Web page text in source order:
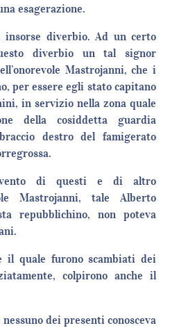
esagerazione.
diverbio. Ad un certo
diverbio un tal signor
Mastrojanni, che i
per essere egli stato capitano
in servizio nella zona quale
della cosiddetta guardia
destro del famigerato
di questi e di altro
Mastrojanni, tale Alberto
repubblichino, non poteva
il quale furono scambiati dei
colpirono anche il
dei presenti conosceva